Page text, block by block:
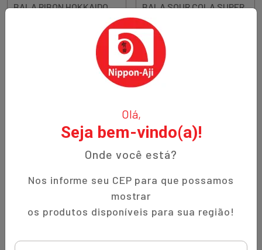
Olá,
Seja bem-vindo(a)!
Onde você está?
Nos informe seu CEP para que possamos
mostrar
os produtos disponíveis para sua região!
BALA RIBON HOKKAIDO
Adicionar Quantidade
Comprar
BALA SOUR COLA SUPER
ACIDA 16G CHINA
R$ 4,95
Diminuir Quantidade
Quantidade
BALA SOUR LEMON LIMAO
BALA SOUR LEMON